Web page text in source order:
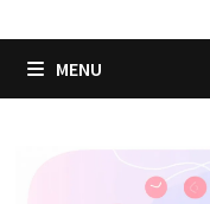
MENU